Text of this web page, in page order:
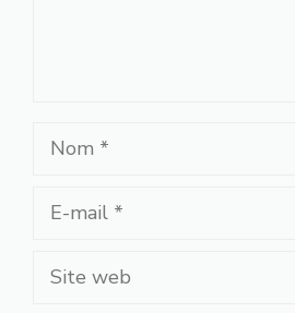
Nom
Site